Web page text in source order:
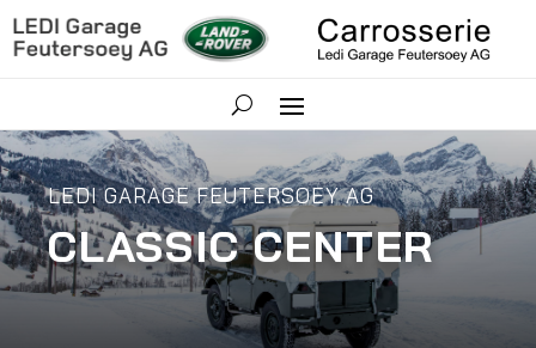
LEDI GARAGE FEUTERSOEY AG
CLASSIC CENTER